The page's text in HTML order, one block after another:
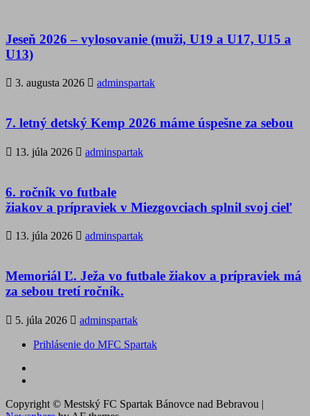
Jeseň 2026 – vylosovanie (muži, U19 a U17, U15 a
U13)
3. augusta 2026 adminspartak
7. letný detský Kemp 2026 máme úspešne za sebou
13. júla 2026 adminspartak
6. ročník vo futbale
žiakov a prípraviek v Miezgovciach splnil svoj cieľ
13. júla 2026 adminspartak
Memoriál Ľ. Ježa vo futbale žiakov a prípraviek má
za sebou tretí ročník.
5. júla 2026 adminspartak
Prihlásenie do MFC Spartak
Copyright © Mestský FC Spartak Bánovce nad Bebravou |